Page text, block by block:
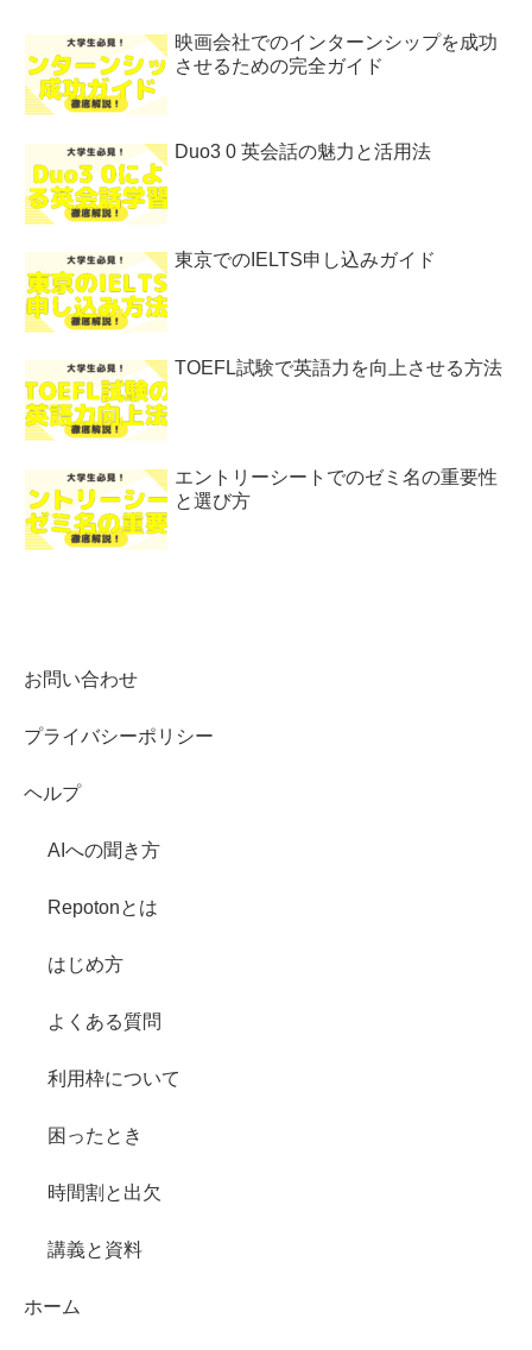
映画会社でのインターンシップを成功
させるための完全ガイド
Duo3 0 英会話の魅力と活用法
東京でのIELTS申し込みガイド
TOEFL試験で英語力を向上させる方法
エントリーシートでのゼミ名の重要性
と選び方
お問い合わせ
プライバシーポリシー
ヘルプ
AIへの聞き方
Repotonとは
はじめ方
よくある質問
利用枠について
困ったとき
時間割と出欠
講義と資料
ホーム